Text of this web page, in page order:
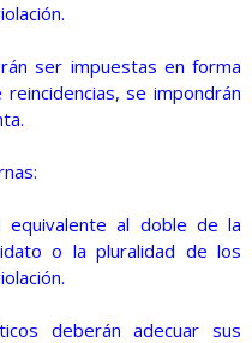
ser impuestas en forma
se impondrán
equivalente al doble de la
o la pluralidad de los
deberán adecuar sus